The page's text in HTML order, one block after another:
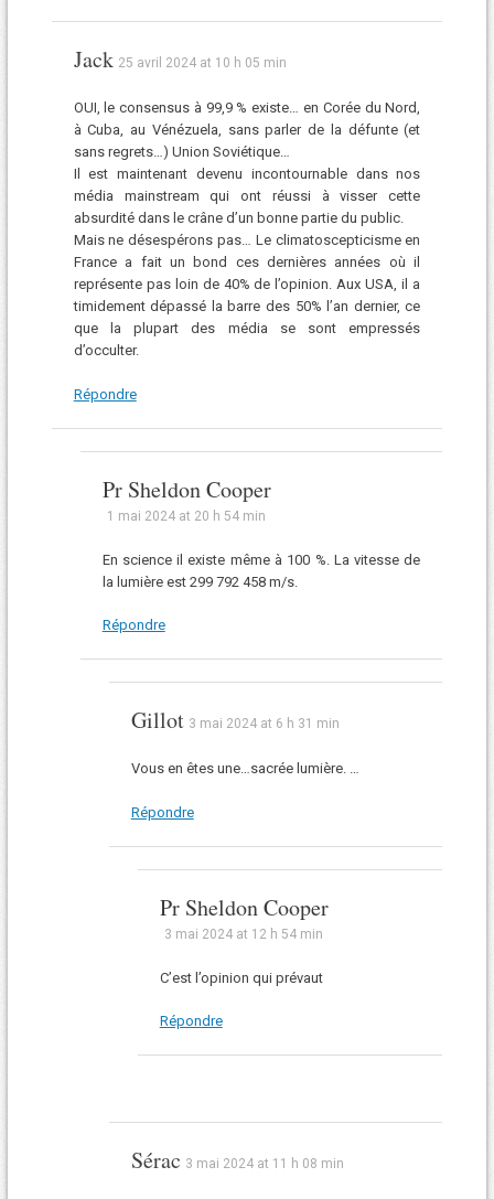
Jack 25 avril 2024 at 10 h 05 min
OUI, le consensus à 99,9 % existe… en Corée du Nord,
à Cuba, au Vénézuela, sans parler de la défunte (et
sans regrets…) Union Soviétique…
Il est maintenant devenu incontournable dans nos
média mainstream qui ont réussi à visser cette
absurdité dans le crâne d’un bonne partie du public.
Mais ne désespérons pas… Le climatoscepticisme en
France a fait un bond ces dernières années où il
représente pas loin de 40% de l’opinion. Aux USA, il a
timidement dépassé la barre des 50% l’an dernier, ce
que la plupart des média se sont empressés
d’occulter.
Répondre
Pr Sheldon Cooper
1 mai 2024 at 20 h 54 min
En science il existe même à 100 %. La vitesse de
la lumière est 299 792 458 m/s.
Répondre
Gillot 3 mai 2024 at 6 h 31 min
Vous en êtes une…sacrée lumière. …
Répondre
Pr Sheldon Cooper
3 mai 2024 at 12 h 54 min
C’est l’opinion qui prévaut
Répondre
Sérac 3 mai 2024 at 11 h 08 min